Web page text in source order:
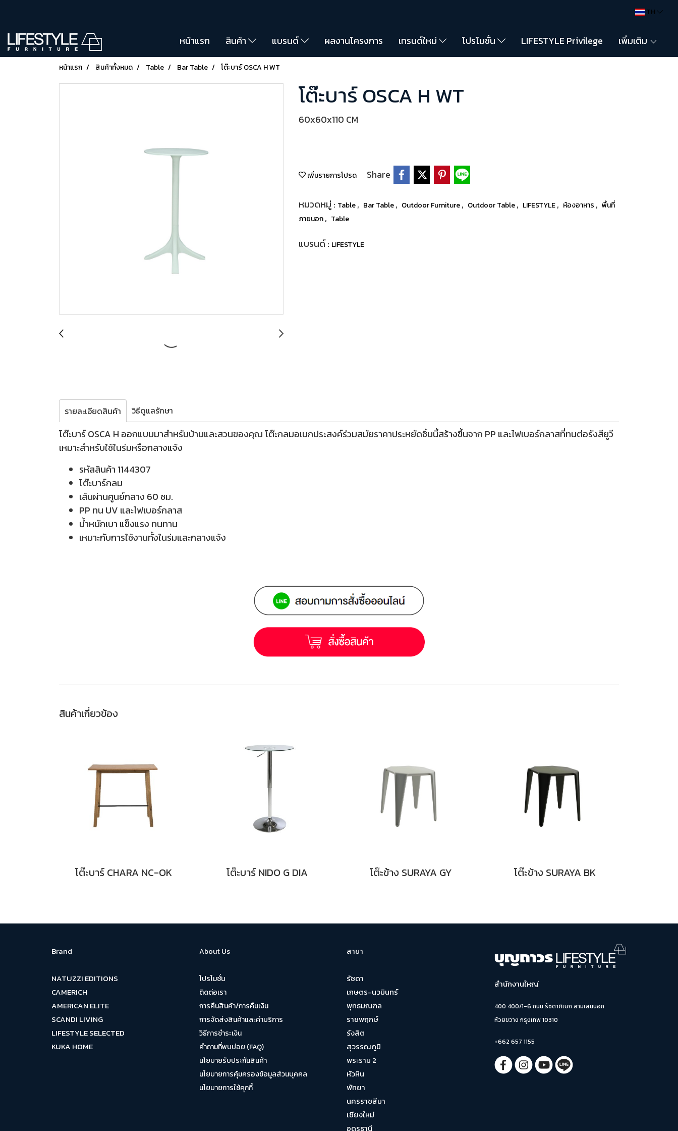
TH
หน้าแรก สินค้า แบรนด์ ผลงานโครงการ เทรนด์ใหม่ โปรโมชั่น LIFESTYLE Privilege เพิ่มเติม
หน้าแรก สินค้าทั้งหมด Table Bar Table โต๊ะบาร์ OSCA H WT
โต๊ะบาร์ OSCA H WT
60x60x110 CM
เพิ่มรายการโปรด Share
หมวดหมู่ : Table, Bar Table, Outdoor Furniture, Outdoor Table, LIFESTYLE, ห้องอาหาร , พื้นที่
ภายนอก, Table
แบรนด์ : LIFESTYLE
รายละเอียดสินค้า วิธีดูแลรักษา
โต๊ะบาร์ OSCA H ออกแบบมาสำหรับบ้านและสวนของคุณ โต๊ะกลมอเนกประสงค์ร่วมสมัยราคาประหยัดชิ้นนี้สร้างขึ้นจาก PP และไฟเบอร์กลาสที่ทนต่อรังสียูวี
เหมาะสำหรับใช้ในร่มหรือกลางแจ้ง
รหัสสินค้า 1144307
โต๊ะบาร์กลม
เส้นผ่านศูนย์กลาง 60 ซม.
PP ทน UV และไฟเบอร์กลาส
น้ำหนักเบา แข็งแรง ทนทาน
เหมาะกับการใช้งานทั้งในร่มและกลางแจ้ง
สินค้าเกี่ยวข้อง
โต๊ะบาร์ CHARA NC-OK โต๊ะบาร์ NIDO G DIA โต๊ะข้าง SURAYA GY โต๊ะข้าง SURAYA BK
Brand
NATUZZI EDITIONS
CAMERICH
AMERICAN ELITE
SCANDI LIVING
LIFESTYLE SELECTED
KUKA HOME
About Us
โปรโมชั่น
ติดต่อเรา
การคืนสินค้า/การคืนเงิน
การจัดส่งสินค้าและค่าบริการ
วิธีการชำระเงิน
คำถามที่พบบ่อย (FAQ)
นโยบายรับประกันสินค้า
นโยบายการคุ้มครองข้อมูลส่วนบุคคล
นโยบายการใช้คุกกี้
สาขา
รัชดา
เกษตร-นวมินทร์
พุทธมณฑล
ราชพฤกษ์
รังสิต
สุวรรณภูมิ
พระราม 2
หัวหิน
พัทยา
นครราชสีมา
เชียงใหม่
อุดรธานี
สำนักงานใหญ่
400 400/1-6 ถนน รัชดาภิเษก สามเสนนอก
ห้วยขวาง กรุงเทพ 10310
+662 657 1155